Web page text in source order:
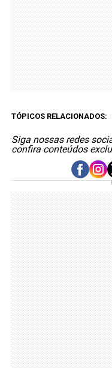
TÓPICOS RELACIONADOS:
Siga nossas redes
confira conteúdos